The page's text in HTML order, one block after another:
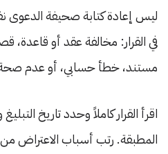
ليس إعادة كتابة صحيفة الدعوى
في القرار: مخالفة عقد أو قاعدة،
مستند، خطأ حسابي، أو عدم
اقرأ القرار كاملاً وحدد تاريخ
المطبقة. رتب أسباب الاعتراض من